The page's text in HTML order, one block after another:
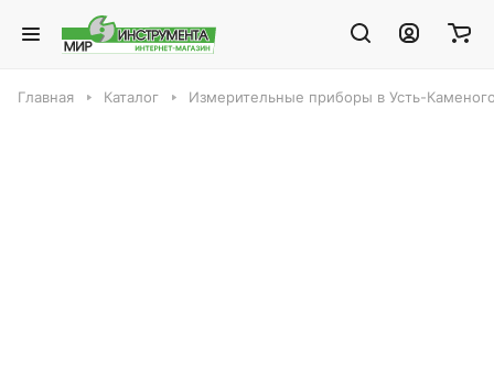
Главная Каталог Измерительные приборы в Усть-